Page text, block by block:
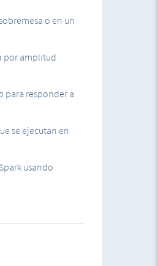
iterativos o de
Elastic
clusters
SQL, Spark
información de
o en un
por amplitud
para responder a
se ejecutan en
usando